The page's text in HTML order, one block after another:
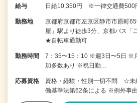
給与 日給10,350円 ※一律交通費500
勤務地
京都府京都市左京区静市市原町
屋」駅より徒歩3分、京都バス「
★自転車通勤可
勤務時間
7：35〜15：10 ※週3日〜5日 ※
加多数あり ※祝日勤…
応募資格
資格・経験・性別一切不問 ☆
働基準法第62条による ※例外事由